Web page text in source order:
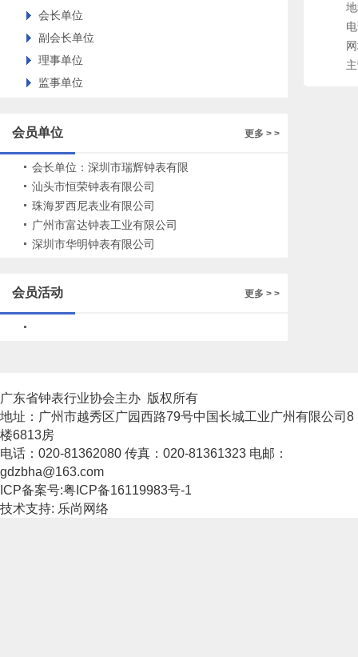
会长单位
副会长单位
理事单位
监事单位
更多 > >
会员单位
会长单位：深圳市瑞辉钟表有限
公司
汕头市恒荣钟表有限公司
珠海罗西尼表业有限公司
广州市富达钟表工业有限公司
深圳市华明钟表有限公司
更多 > >
会员活动
广东省钟表行业协会主办 版权所有
地址：广州市越秀区广园西路79号中国长城工业广州有限公司8
楼6813房
电话：020-81362080 传真：020-81361323 电邮：
gdzbha@163.com
ICP备案号:粤ICP备16119983号-1
技术支持: 乐尚网络